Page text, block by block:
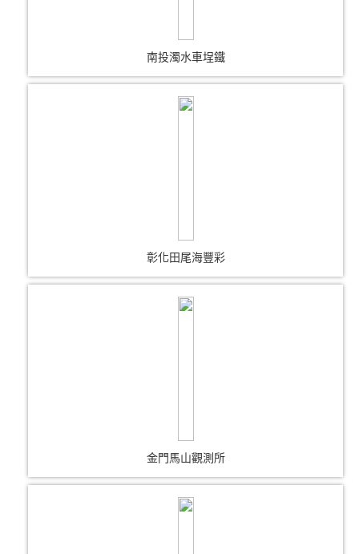
南投濁水車埕鐵
彰化田尾海豐彩
金門馬山觀測所